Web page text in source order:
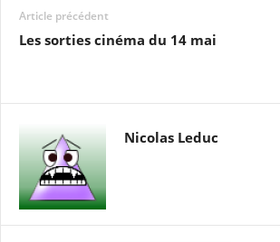
Article précédent
Les sorties cinéma du 14 mai
Nicolas Leduc